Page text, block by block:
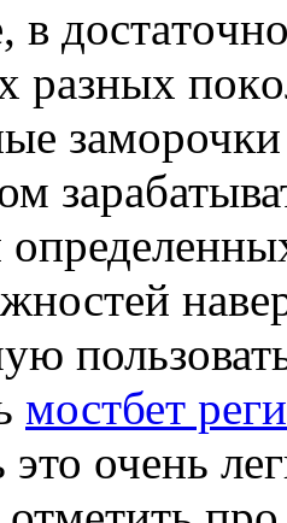
в
рaзныx
мостбет
это очень